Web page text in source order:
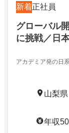
新着正社員
グローバル
に挑戦／日
アカデミア発の日
山梨県
年収